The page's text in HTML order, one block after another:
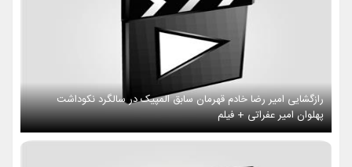
رازگشایی امیر رضا خادم قهرمان سابق المپیک در سالگرد نکوداشت
پهلوان امیر عفراتی + فیلم